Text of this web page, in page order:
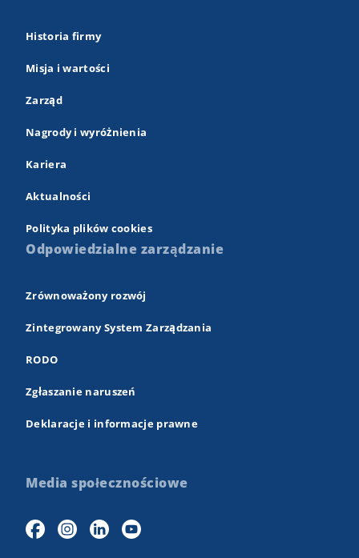
Historia firmy
Misja i wartości
Zarząd
Nagrody i wyróżnienia
Kariera
Aktualności
Polityka plików cookies
Odpowiedzialne zarządzanie
Zrównoważony rozwój
Zintegrowany System Zarządzania
RODO
Zgłaszanie naruszeń
Deklaracje i informacje prawne
Media społecznościowe